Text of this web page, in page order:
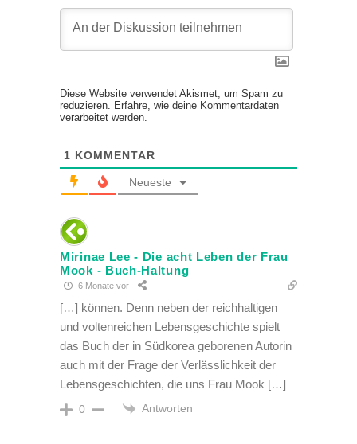
Diese Website verwendet Akismet, um Spam zu
reduzieren.
Erfahre, wie deine Kommentardaten
verarbeitet werden.
1 KOMMENTAR
Neueste
Mirinae Lee - Die acht Leben der Frau
Mook - Buch-Haltung
6 Monate vor
[…] können. Denn neben der reichhaltigen
und voltenreichen Lebensgeschichte spielt
das Buch der in Südkorea geborenen Autorin
auch mit der Frage der Verlässlichkeit der
Lebensgeschichten, die uns Frau Mook […]
0 Antworten